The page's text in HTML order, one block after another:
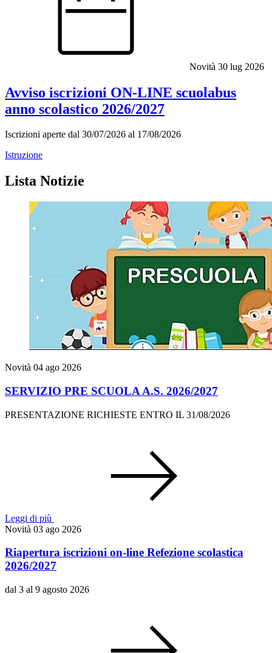
Novità 30 lug 2026
Avviso iscrizioni ON-LINE scuolabus
anno scolastico 2026/2027
Iscrizioni aperte dal 30/07/2026 al 17/08/2026
Istruzione
Lista Notizie
Novità 04 ago 2026
SERVIZIO PRE SCUOLA A.S. 2026/2027
PRESENTAZIONE RICHIESTE ENTRO IL 31/08/2026
Leggi di più
Novità 03 ago 2026
Riapertura iscrizioni on-line Refezione scolastica
2026/2027
dal 3 al 9 agosto 2026